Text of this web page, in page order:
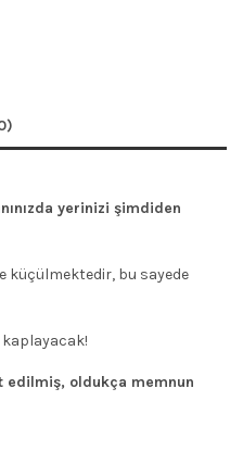
yerinizi şimdiden
küçülmektedir, bu sayede
kaplayacak!
edilmiş, oldukça memnun